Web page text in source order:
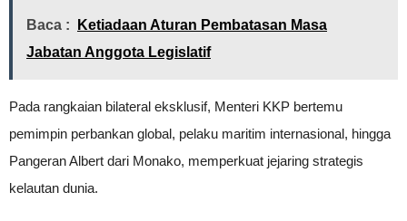
Baca :
Ketiadaan Aturan Pembatasan Masa
Jabatan Anggota Legislatif
Pada rangkaian bilateral eksklusif, Menteri KKP bertemu
pemimpin perbankan global, pelaku maritim internasional, hingga
Pangeran Albert dari Monako, memperkuat jejaring strategis
kelautan dunia.